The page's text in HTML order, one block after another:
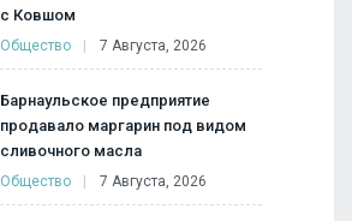
с Ковшом
Общество 7 Августа, 2026
Барнаульское предприятие
продавало маргарин под видом
сливочного масла
Общество 7 Августа, 2026